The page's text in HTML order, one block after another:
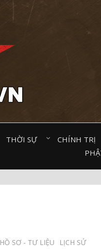
THỜI SỰ⠀ CHÍNH TRỊ⠀
HỒ SƠ - TƯ LIỆU⠀ LỊCH SỬ⠀